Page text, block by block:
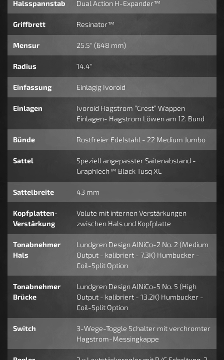
Halsspannstab Dual Action H-Expander™
Griffbrett Resinator™
Mensur 25.5" (648 mm)
Radius 14.4"
Einfassung Einlagig Ivoroid
Einlagen
Ivoroid Hagstrom ”Crest” Wappen
Einlagen- Hagstrom Löwen am 12. Bund
Bünde Rostfreier Edelstahl - 22 Medium Jumbo
Sattel
Speziell angepasster Saitenabstand -
GraphTech™ Black Tusq XL
Sattelbreite 43 mm
Kopfplatten-
Verstärkung
Volute mit internen Verstärkungen
zwischen Hals und Kopfplatte
Tonabnehmer
Hals
Lundgren Design AlNiCo-2 No. 2 (Medium
Output - kalibriert - 7.3K) Humbucker -
Coil-Split Option
Tonabnehmer
Brücke
Lundgren Design AlNiCo-5 No. 5 (High
Output - kalibriert - 13.2K) Humbucker -
Coil-Split Option
Switch
3-Wege-Toggle Schalter mit verchromter
Hagstrom-Messingkappe